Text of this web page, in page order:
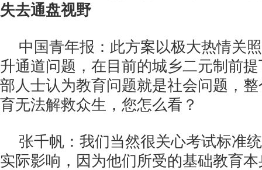
失去通盘视野
中国青年报：此方案以极大热情关
升通道问题，在目前的城乡二元制前
部人士认为教育问题就是社会问题，
育无法解救众生，您怎么看？
张千帆：我们当然很关心考试标准
实际影响，因为他们所受的基础教育